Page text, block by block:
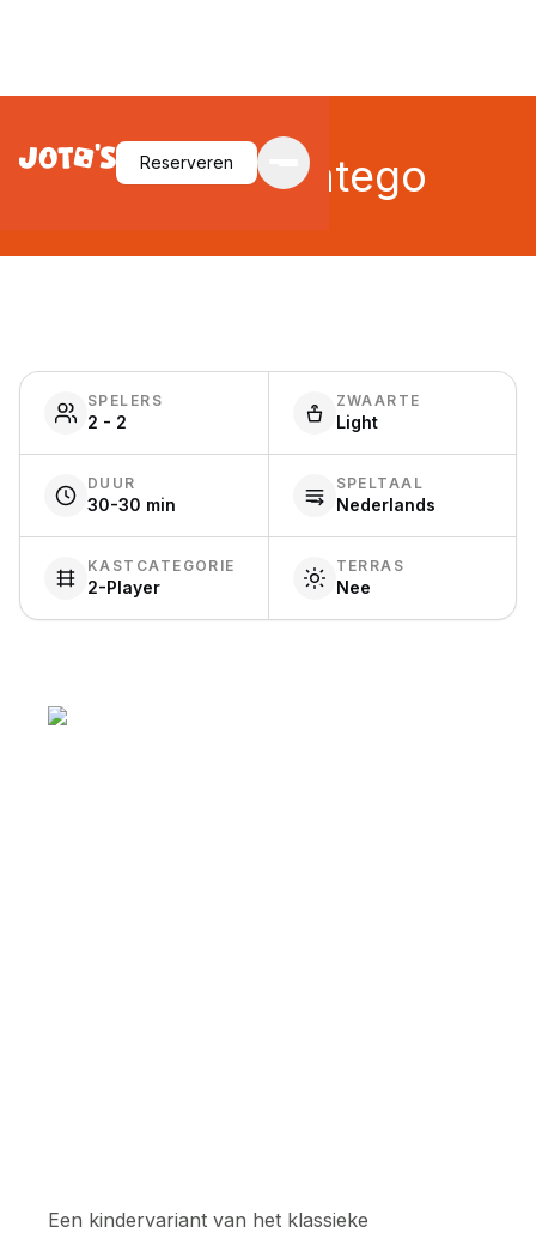
Reserveren
Junior Stratego
SPELERS
2 - 2
ZWAARTE
Light
DUUR
30-30 min
SPELTAAL
Nederlands
KASTCATEGORIE
2-Player
TERRAS
Nee
Een kindervariant van het klassieke